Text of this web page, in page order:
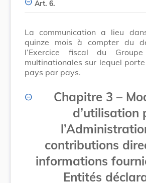
Art. 6.
La communication a lieu
quinze mois à compter du
l’Exercice fiscal du Groupe
multinationales sur lequel
pays par pays.
Chapitre 3 –
d’utilisation
contributions
informations
Entités